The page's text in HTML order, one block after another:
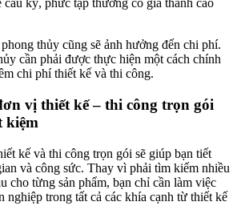
kỳ, phức tạp thường có giá thành cao
thủy cũng sẽ ảnh hưởng đến chi phí.
cần phải được thực hiện một cách chính
chi phí thiết kế và thi công.
vị thiết kế – thi công trọn gói
kiệm
kế và thi công trọn gói sẽ giúp bạn tiết
và công sức. Thay vì phải tìm kiếm nhiều
cho từng sản phẩm, bạn chỉ cần làm việc
nghiệp trong tất cả các khía cạnh từ thiết kế